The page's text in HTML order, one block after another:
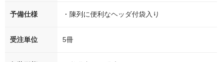
予備仕様 ・陳列に便利なヘッダ付袋入り
受注単位 5冊